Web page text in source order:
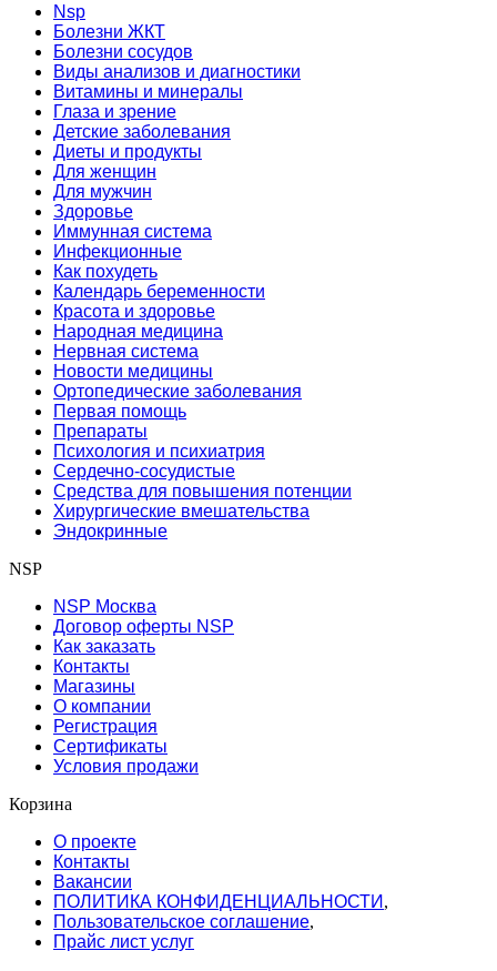
Nsp
Болезни ЖКТ
Болезни сосудов
Виды анализов и диагностики
Витамины и минералы
Глаза и зрение
Детские заболевания
Диеты и продукты
Для женщин
Для мужчин
Здоровье
Иммунная система
Инфекционные
Как похудеть
Календарь беременности
Красота и здоровье
Народная медицина
Нервная система
Новости медицины
Ортопедические заболевания
Первая помощь
Препараты
Психология и психиатрия
Сердечно-сосудистые
Средства для повышения потенции
Хирургические вмешательства
Эндокринные
NSP
NSP Москва
Договор оферты NSP
Как заказать
Контакты
Магазины
О компании
Регистрация
Сертификаты
Условия продажи
Корзина
О проекте
Контакты
Вакансии
ПОЛИТИКА КОНФИДЕНЦИАЛЬНОСТИ ,
Пользовательское соглашение,
Прайс лист услуг